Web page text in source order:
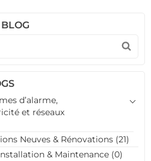
d’alarme,
et réseaux
Neuves & Rénovations (21)
& Maintenance (0)